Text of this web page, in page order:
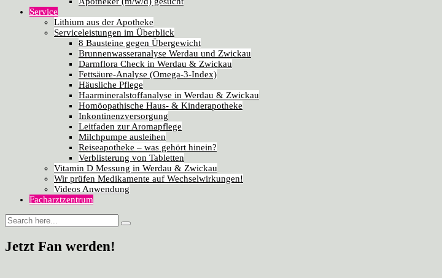
Service
Lithium aus der Apotheke
Serviceleistungen im Überblick
8 Bausteine gegen Übergewicht
Brunnenwasseranalyse Werdau und Zwickau
Darmflora Check in Werdau & Zwickau
Fettsäure-Analyse (Omega-3-Index)
Häusliche Pflege
Haarmineralstoffanalyse in Werdau & Zwickau
Homöopathische Haus- & Kinderapotheke
Inkontinenzversorgung
Leitfaden zur Aromapflege
Milchpumpe ausleihen
Reiseapotheke – was gehört hinein?
Verblisterung von Tabletten
Vitamin D Messung in Werdau & Zwickau
Wir prüfen Medikamente auf Wechselwirkungen!
Videos Anwendung
Facharztzentrum
Jetzt Fan werden!